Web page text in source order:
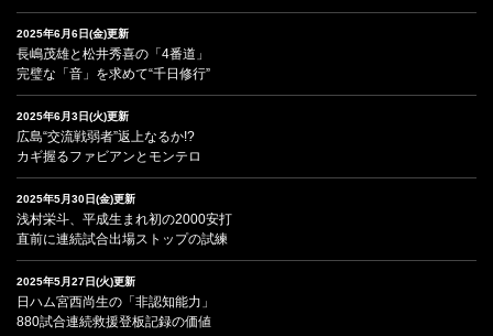
2025年6月6日(金)更新
長嶋茂雄と松井秀喜の「4番道」
完璧な「音」を求めて“千日修行”
2025年6月3日(火)更新
広島“交流戦弱者”返上なるか!?
カギ握るファビアンとモンテロ
2025年5月30日(金)更新
浅村栄斗、平成生まれ初の2000安打
直前に連続試合出場ストップの試練
2025年5月27日(火)更新
日ハム宮西尚生の「非認知能力」
880試合連続救援登板記録の価値